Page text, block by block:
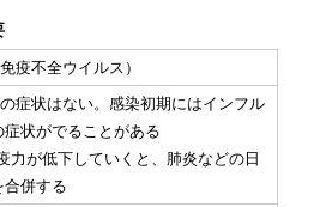
疫不全ウイルス）
症状はない。感染初期にはインフル
症状がでることがある
力が低下していくと、肺炎などの日
合併する